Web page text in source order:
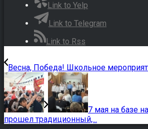
Link to Yelp
Link to Telegram
Link to Rss
Весна, Победа! Школьное
7 мая на базе
прошел традиционный,...